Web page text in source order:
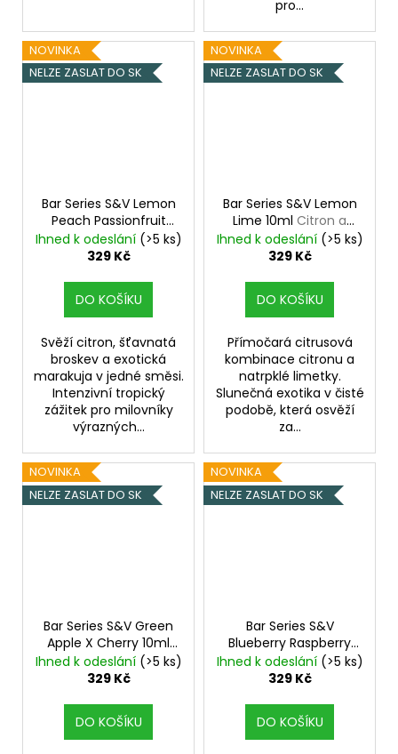
pro...
NOVINKA
NELZE ZASLAT DO SK
Bar Series S&V Lemon
Peach Passionfruit
10ml Citron, broskev a
marakuja
Ihned k odeslání (>5 ks)
329 Kč
DO KOŠÍKU
Svěží citron, šťavnatá
broskev a exotická
marakuja v jedné směsi.
Intenzivní tropický
zážitek pro milovníky
výrazných...
NOVINKA
NELZE ZASLAT DO SK
Bar Series S&V Lemon
Lime 10ml Citron a
limetka
Ihned k odeslání (>5 ks)
329 Kč
DO KOŠÍKU
Přímočará citrusová
kombinace citronu a
natrpklé limetky.
Slunečná exotika v čisté
podobě, která osvěží
za...
NOVINKA
NELZE ZASLAT DO SK
Bar Series S&V Green
Apple X Cherry 10ml
Zelené jablko a třešeň
Ihned k odeslání (>5 ks)
329 Kč
DO KOŠÍKU
NOVINKA
NELZE ZASLAT DO SK
Bar Series S&V
Blueberry Raspberry
10ml Borůvka a malina
Ihned k odeslání (>5 ks)
329 Kč
DO KOŠÍKU